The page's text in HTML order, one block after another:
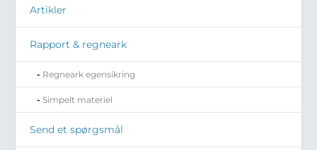
Artikler
Rapport & regneark
Regneark egensikring
Simpelt materiel
Send et spørgsmål